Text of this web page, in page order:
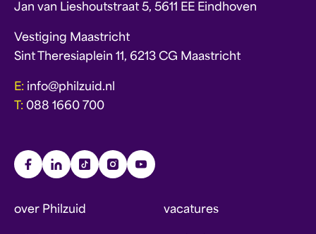
Jan van Lieshoutstraat 5, 5611 EE Eindhoven
Vestiging Maastricht
Sint Theresiaplein 11, 6213 CG Maastricht
E: info@philzuid.nl
T: 088 1660 700
over Philzuid vacatures